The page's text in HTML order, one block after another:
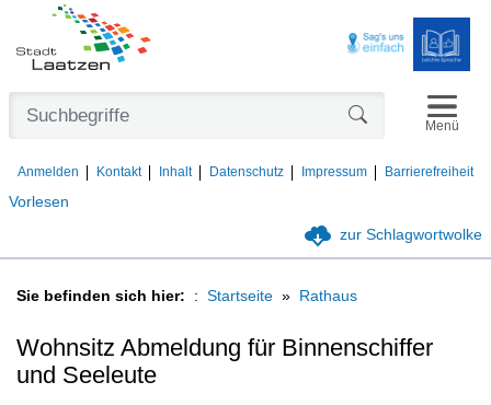
Vorlesen
Anmelden Kontakt Inhalt Datenschutz Impressum Barrierefreiheit
Menü
zur Schlagwortwolke
Sie befinden sich hier: Startseite Rathaus
Wohnsitz Abmeldung für Binnenschiffer
und Seeleute